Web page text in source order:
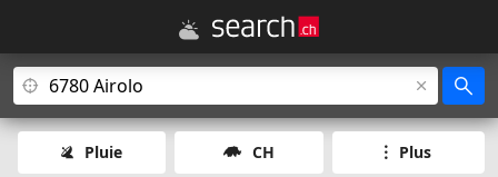
Pluie CH Plus